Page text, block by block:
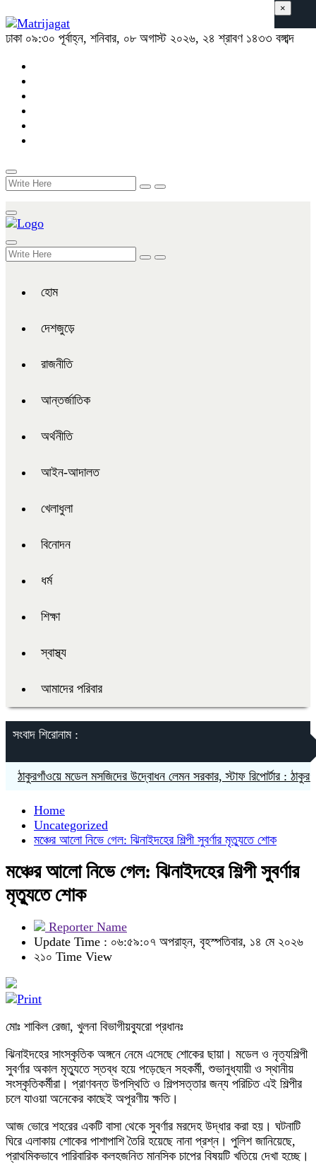
ঢাকা ০৯:৩০ পূর্বাহ্ন, শনিবার, ০৮ অগাস্ট ২০২৬, ২৪ শ্রাবণ ১৪৩৩ বঙ্গাব্দ
হোম
দেশজুড়ে
রাজনীতি
আন্তর্জাতিক
অর্থনীতি
আইন-আদালত
খেলাধুলা
বিনোদন
ধর্ম
শিক্ষা
স্বাস্থ্য
আমাদের পরিবার
সংবাদ শিরোনাম :
মডেল মসজিদের উদ্বোধন লেমন সরকার, স্টাফ রিপোর্টার :
×
Home
Uncategorized
মঞ্চের আলো নিভে গেল: ঝিনাইদহের শিল্পী সুবর্ণার মৃত্যুতে শোক
মঞ্চের আলো নিভে গেল: ঝিনাইদহের শিল্পী সুবর্ণার
মৃত্যুতে শোক
Reporter Name
Update Time : ০৬:৫৯:০৭ অপরাহ্ন, বৃহস্পতিবার, ১৪ মে ২০২৬
২১০ Time View
মোঃ শাকিল রেজা, খুলনা বিভাগীয়ব্যুরো প্রধানঃ
ঝিনাইদহের সাংস্কৃতিক অঙ্গনে নেমে এসেছে শোকের ছায়া। মডেল ও নৃত্যশিল্পী
সুবর্ণার অকাল মৃত্যুতে স্তব্ধ হয়ে পড়েছেন সহকর্মী, শুভানুধ্যায়ী ও স্থানীয়
সংস্কৃতিকর্মীরা। প্রাণবন্ত উপস্থিতি ও শিল্পসত্তার জন্য পরিচিত এই শিল্পীর
চলে যাওয়া অনেকের কাছেই অপূরণীয় ক্ষতি।
আজ ভোরে শহরের একটি বাসা থেকে সুবর্ণার মরদেহ উদ্ধার করা হয়। ঘটনাটি
ঘিরে এলাকায় শোকের পাশাপাশি তৈরি হয়েছে নানা প্রশ্ন। পুলিশ জানিয়েছে,
প্রাথমিকভাবে পারিবারিক কলহজনিত মানসিক চাপের বিষয়টি খতিয়ে দেখা হচ্ছে।